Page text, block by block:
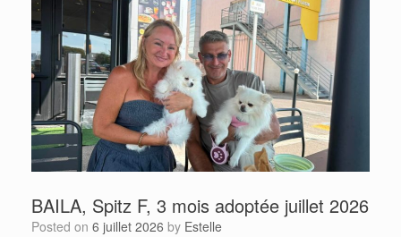
BAILA, Spitz F, 3 mois adoptée juillet 2026
Posted on 6 juillet 2026 by Estelle